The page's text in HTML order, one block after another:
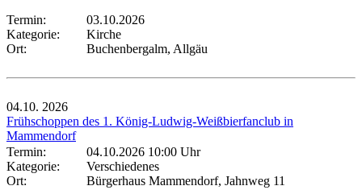
Termin:
03.10.2026
Kategorie:
Kirche
Ort:
Buchenbergalm, Allgäu
04.10. 2026
Frühschoppen des 1. König-Ludwig-Weißbierfanclub in
Mammendorf
Termin:
04.10.2026 10:00 Uhr
Kategorie:
Verschiedenes
Ort:
Bürgerhaus Mammendorf, Jahnweg 11